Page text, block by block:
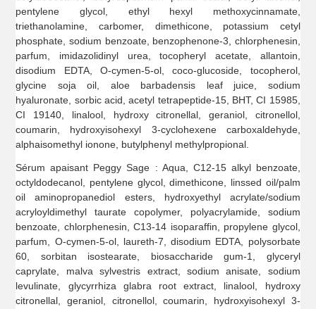
pentylene glycol, ethyl hexyl methoxycinnamate,
triethanolamine, carbomer, dimethicone, potassium cetyl
phosphate, sodium benzoate, benzophenone-3, chlorphenesin,
parfum, imidazolidinyl urea, tocopheryl acetate, allantoin,
disodium EDTA, O-cymen-5-ol, coco-glucoside, tocopherol,
glycine soja oil, aloe barbadensis leaf juice, sodium
hyaluronate, sorbic acid, acetyl tetrapeptide-15, BHT, CI 15985,
CI 19140, linalool, hydroxy citronellal, geraniol, citronellol,
coumarin, hydroxyisohexyl 3-cyclohexene carboxaldehyde,
alphaisomethyl ionone, butylphenyl methylpropional.
Sérum apaisant Peggy Sage : Aqua, C12-15 alkyl benzoate,
octyldodecanol, pentylene glycol, dimethicone, linssed oil/palm
oil aminopropanediol esters, hydroxyethyl acrylate/sodium
acryloyldimethyl taurate copolymer, polyacrylamide, sodium
benzoate, chlorphenesin, C13-14 isoparaffin, propylene glycol,
parfum, O-cymen-5-ol, laureth-7, disodium EDTA, polysorbate
60, sorbitan isostearate, biosaccharide gum-1, glyceryl
caprylate, malva sylvestris extract, sodium anisate, sodium
levulinate, glycyrrhiza glabra root extract, linalool, hydroxy
citronellal, geraniol, citronellol, coumarin, hydroxyisohexyl 3-